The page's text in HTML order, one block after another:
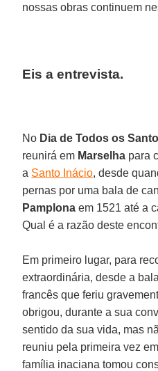
nossas obras continuem
Eis a entrevista.
No Dia de Todos os
reunirá em Marselha para
a Santo Inácio, desde
pernas por uma bala de
Pamplona em 1521 até a
Qual é a razão deste
Em primeiro lugar, para
extraordinária, desde a
francês que feriu
obrigou, durante a sua
sentido da sua vida, mas
reuniu pela primeira vez em
família inaciana tomou